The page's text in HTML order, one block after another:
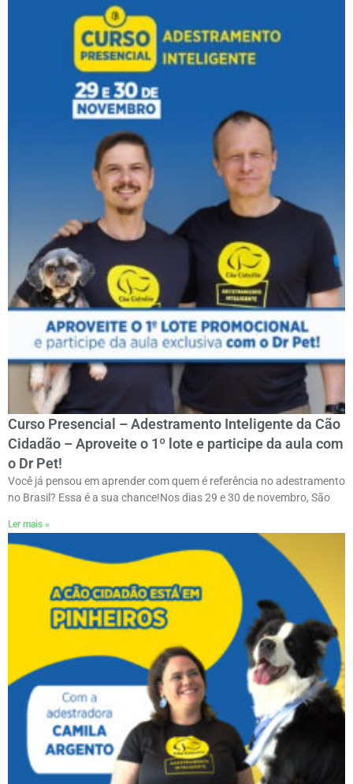
Curso Presencial – Adestramento Inteligente da Cão
Cidadão – Aproveite o 1º lote e participe da aula com
o Dr Pet!
Você já pensou em aprender com quem é referência no adestramento
no Brasil? Essa é a sua chance!ㅤNos dias 29 e 30 de novembro, São
Ler mais »